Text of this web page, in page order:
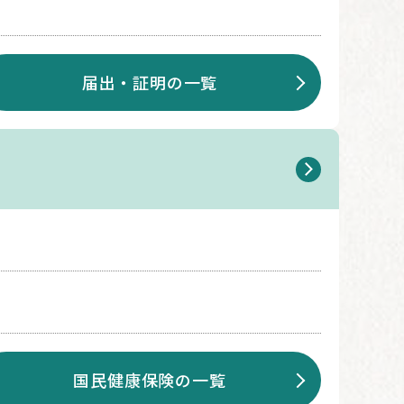
届出・証明の一覧
国民健康保険の一覧